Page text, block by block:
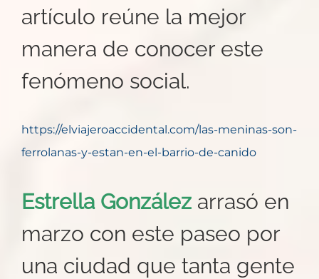
artículo reúne la mejor
manera de conocer este
fenómeno social.
https://elviajeroaccidental.com/las-meninas-son-
ferrolanas-y-estan-en-el-barrio-de-canido
Estrella González arrasó en
marzo con este paseo por
una ciudad que tanta gente